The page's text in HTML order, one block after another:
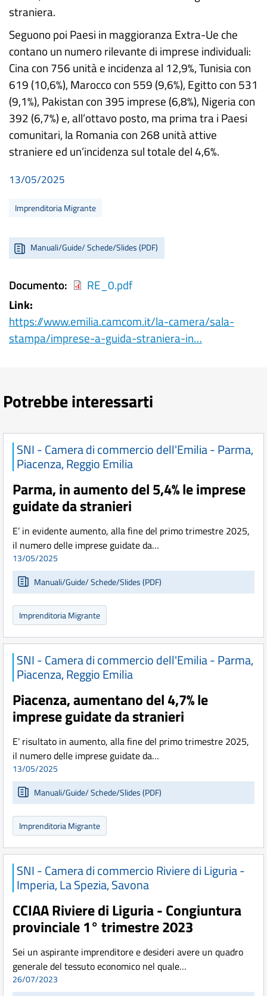
straniera.
Seguono poi Paesi in maggioranza Extra-Ue che
contano un numero rilevante di imprese individuali:
Cina con 756 unità e incidenza al 12,9%, Tunisia con
619 (10,6%), Marocco con 559 (9,6%), Egitto con 531
(9,1%), Pakistan con 395 imprese (6,8%), Nigeria con
392 (6,7%) e, all’ottavo posto, ma prima tra i Paesi
comunitari, la Romania con 268 unità attive
straniere ed un’incidenza sul totale del 4,6%.
13/05/2025
Imprenditoria Migrante
Manuali/Guide/ Schede/Slides (PDF)
Documento
RE_0.pdf
Link
https://www.emilia.camcom.it/la-camera/sala-
stampa/imprese-a-guida-straniera-in…
Potrebbe interessarti
SNI - Camera di commercio dell'Emilia - Parma,
Piacenza, Reggio Emilia
Parma, in aumento del 5,4% le imprese
guidate da stranieri
E’ in evidente aumento, alla fine del primo trimestre 2025,
il numero delle imprese guidate da…
13/05/2025
Manuali/Guide/ Schede/Slides (PDF)
Imprenditoria Migrante
SNI - Camera di commercio dell'Emilia - Parma,
Piacenza, Reggio Emilia
Piacenza, aumentano del 4,7% le
imprese guidate da stranieri
E’ risultato in aumento, alla fine del primo trimestre 2025,
il numero delle imprese guidate da…
13/05/2025
Manuali/Guide/ Schede/Slides (PDF)
Imprenditoria Migrante
SNI - Camera di commercio Riviere di Liguria -
Imperia, La Spezia, Savona
CCIAA Riviere di Liguria - Congiuntura
provinciale 1° trimestre 2023
Sei un aspirante imprenditore e desideri avere un quadro
generale del tessuto economico nel quale…
26/07/2023